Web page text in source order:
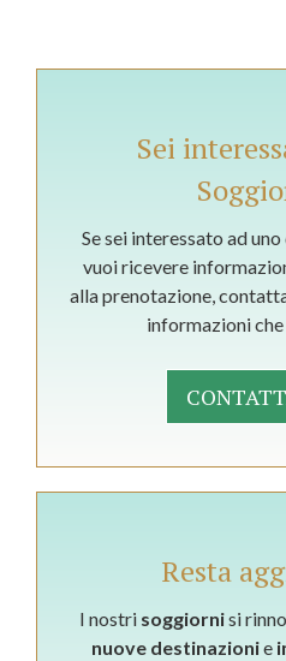
Sei
Se sei interessato ad
vuoi ricevere
alla prenotazione,
informazioni
Resta
I nostri soggiornisi
nuove destinazionie